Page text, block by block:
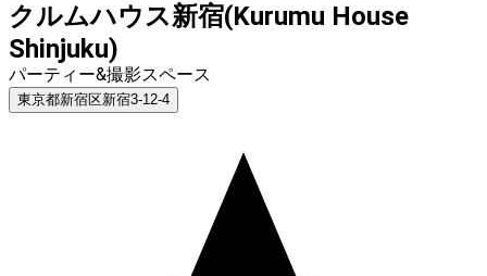
クルムハウス新宿(Kurumu House
Shinjuku)
パーティー&撮影スペース
東京都新宿区新宿3-12-4